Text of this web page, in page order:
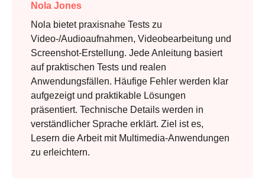
Nola Jones
Nola bietet praxisnahe Tests zu
Video-/Audioaufnahmen, Videobearbeitung und
Screenshot-Erstellung. Jede Anleitung basiert
auf praktischen Tests und realen
Anwendungsfällen. Häufige Fehler werden klar
aufgezeigt und praktikable Lösungen
präsentiert. Technische Details werden in
verständlicher Sprache erklärt. Ziel ist es,
Lesern die Arbeit mit Multimedia-Anwendungen
zu erleichtern.